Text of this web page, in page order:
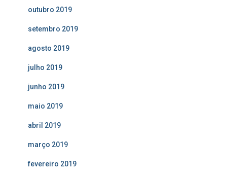
outubro 2019
setembro 2019
agosto 2019
julho 2019
junho 2019
maio 2019
abril 2019
março 2019
fevereiro 2019